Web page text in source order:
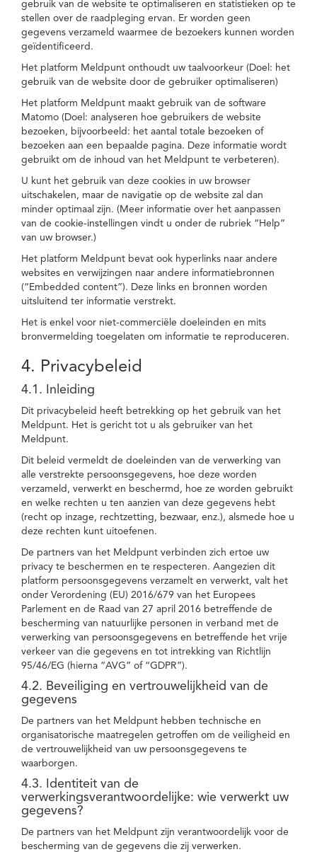
gebruik van de website te optimaliseren en statistieken op te
stellen over de raadpleging ervan. Er worden geen
gegevens verzameld waarmee de bezoekers kunnen worden
geïdentificeerd.
Het platform Meldpunt onthoudt uw taalvoorkeur (Doel: het
gebruik van de website door de gebruiker optimaliseren)
Het platform Meldpunt maakt gebruik van de software
Matomo (Doel: analyseren hoe gebruikers de website
bezoeken, bijvoorbeeld: het aantal totale bezoeken of
bezoeken aan een bepaalde pagina. Deze informatie wordt
gebruikt om de inhoud van het Meldpunt te verbeteren).
U kunt het gebruik van deze cookies in uw browser
uitschakelen, maar de navigatie op de website zal dan
minder optimaal zijn. (Meer informatie over het aanpassen
van de cookie-instellingen vindt u onder de rubriek “Help”
van uw browser.)
Het platform Meldpunt bevat ook hyperlinks naar andere
websites en verwijzingen naar andere informatiebronnen
(“Embedded content”). Deze links en bronnen worden
uitsluitend ter informatie verstrekt.
Het is enkel voor niet-commerciële doeleinden en mits
bronvermelding toegelaten om informatie te reproduceren.
4. Privacybeleid
4.1. Inleiding
Dit privacybeleid heeft betrekking op het gebruik van het
Meldpunt. Het is gericht tot u als gebruiker van het
Meldpunt.
Dit beleid vermeldt de doeleinden van de verwerking van
alle verstrekte persoonsgegevens, hoe deze worden
verzameld, verwerkt en beschermd, hoe ze worden gebruikt
en welke rechten u ten aanzien van deze gegevens hebt
(recht op inzage, rechtzetting, bezwaar, enz.), alsmede hoe u
deze rechten kunt uitoefenen.
De partners van het Meldpunt verbinden zich ertoe uw
privacy te beschermen en te respecteren. Aangezien dit
platform persoonsgegevens verzamelt en verwerkt, valt het
onder Verordening (EU) 2016/679 van het Europees
Parlement en de Raad van 27 april 2016 betreffende de
bescherming van natuurlijke personen in verband met de
verwerking van persoonsgegevens en betreffende het vrije
verkeer van die gegevens en tot intrekking van Richtlijn
95/46/EG (hierna “AVG” of “GDPR”).
4.2. Beveiliging en vertrouwelijkheid van de
gegevens
De partners van het Meldpunt hebben technische en
organisatorische maatregelen getroffen om de veiligheid en
de vertrouwelijkheid van uw persoonsgegevens te
waarborgen.
4.3. Identiteit van de
verwerkingsverantwoordelijke: wie verwerkt uw
gegevens?
De partners van het Meldpunt zijn verantwoordelijk voor de
bescherming van de gegevens die zij verwerken.